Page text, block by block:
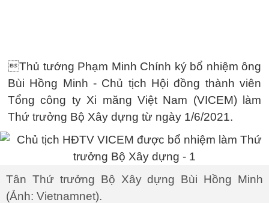
Thủ tướng Phạm Minh Chính ký bổ nhiệm ông
Bùi Hồng Minh - Chủ tịch Hội đồng thành viên
Tổng công ty Xi măng Việt Nam (VICEM) làm
Thứ trưởng Bộ Xây dựng từ ngày 1/6/2021.
Tân Thứ trưởng Bộ Xây dựng Bùi Hồng Minh
(Ảnh: Vietnamnet).